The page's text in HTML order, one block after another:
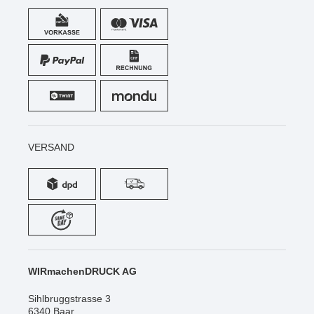
VERSAND
WIRmachenDRUCK AG
Sihlbruggstrasse 3
6340 Baar